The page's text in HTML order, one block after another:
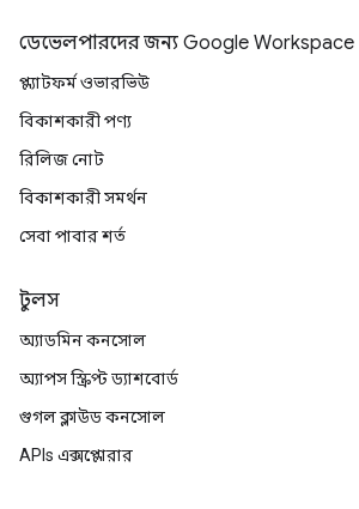
ডেভেলপারদের জন্য Google Workspace
প্ল্যাটফর্ম ওভারভিউ
বিকাশকারী পণ্য
রিলিজ নোট
বিকাশকারী সমর্থন
সেবা পাবার শর্ত
টুলস
অ্যাডমিন কনসোল
অ্যাপস স্ক্রিপ্ট ড্যাশবোর্ড
গুগল ক্লাউড কনসোল
APIs এক্সপ্লোরার